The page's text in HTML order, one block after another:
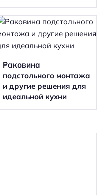
Раковина
подстольного монтажа
и другие решения для
идеальной кухни